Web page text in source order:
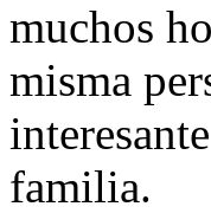
muchos
misma
familia.